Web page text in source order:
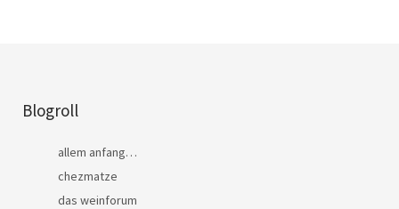
Blogroll
allem anfang…
chezmatze
das weinforum